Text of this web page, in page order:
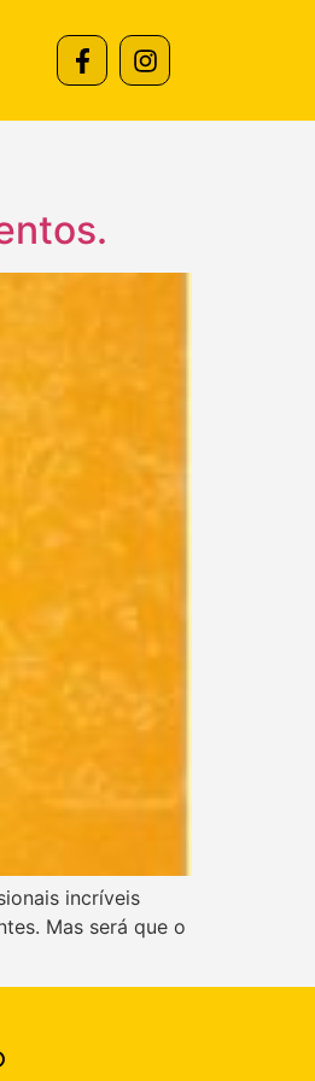
incríveis
Mas será que o